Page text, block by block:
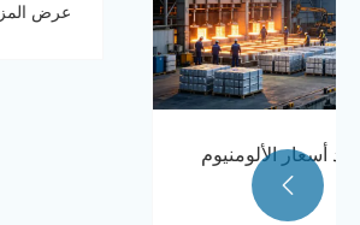
انخفض إنتاج الألمنيوم في منطقة
مستوى له منذ أكثر من عقد في
بالصراع الإيراني.
